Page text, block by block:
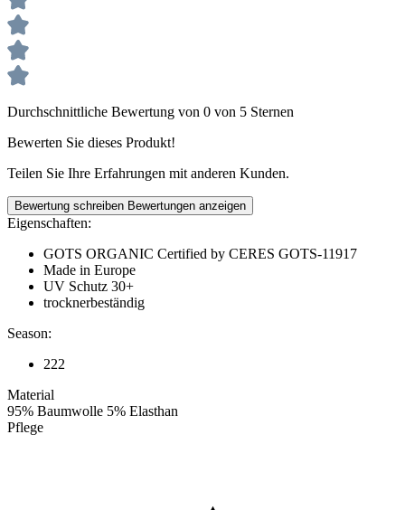
Durchschnittliche Bewertung von 0 von 5 Sternen
Bewerten Sie dieses Produkt!
Teilen Sie Ihre Erfahrungen mit anderen Kunden.
Bewertung schreiben Bewertungen anzeigen
Eigenschaften:
GOTS ORGANIC Certified by CERES GOTS-11917
Made in Europe
UV Schutz 30+
trocknerbeständig
Season:
222
Material
95% Baumwolle 5% Elasthan
Pflege